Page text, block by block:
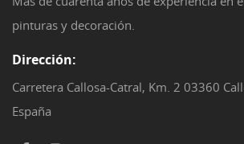
pinturas y decoración.
Dirección:
Carretera Callosa-Catral, Km. 2 03360
España